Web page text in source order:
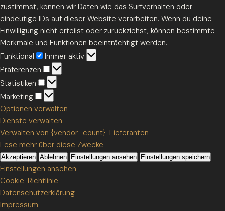
zustimmst, können wir Daten wie das Surfverhalten oder
eindeutige IDs auf dieser Website verarbeiten. Wenn du deine
Einwilligung nicht erteilst oder zurückziehst, können bestimmte
Merkmale und Funktionen beeinträchtigt werden.
Funktional
Funktional
Immer aktiv
Präferenzen
Präferenzen
Statistiken
Statistiken
Marketing
Marketing
Optionen verwalten
Dienste verwalten
Verwalten von {vendor_count}-Lieferanten
Lese mehr über diese Zwecke
Akzeptieren Ablehnen Einstellungen ansehen Einstellungen speichern
Einstellungen ansehen
Cookie-Richtlinie
Datenschutzerklärung
Impressum